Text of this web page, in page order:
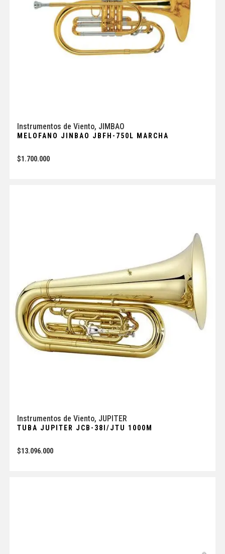
Instrumentos de Viento, JIMBAO
MELOFANO JINBAO JBFH-750L MARCHA
$1.700.000
Instrumentos de Viento, JUPITER
TUBA JUPITER JCB-38I/JTU 1000M
$13.096.000